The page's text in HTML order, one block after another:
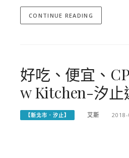
CONTINUE READING
好吃、便宜、
w Kitchen-汐止
【新北市．汐止】 艾斯